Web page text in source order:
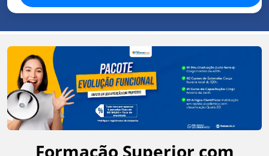
Formação Superior com